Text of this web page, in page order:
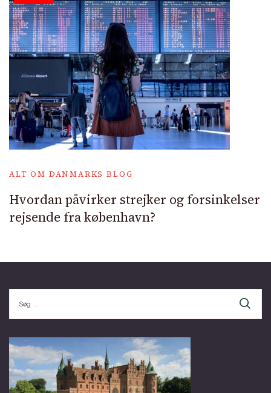
ALT OM DANMARKS BLOG
Hvordan påvirker strejker og forsinkelser
rejsende fra københavn?
efter: